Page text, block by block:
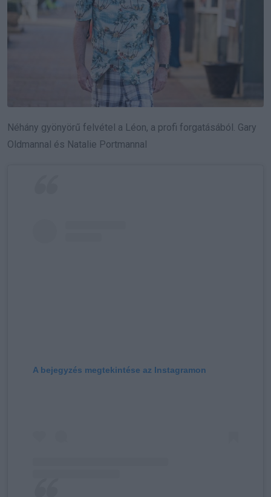
Néhány gyönyörű felvétel a Léon, a profi forgatásából. Gary
Oldmannal és Natalie Portmannal
A bejegyzés megtekintése az Instagramon